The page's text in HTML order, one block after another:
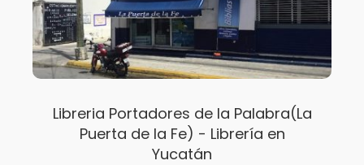
Libreria Portadores de la Palabra(La
Puerta de la Fe) - Librería en
Yucatán